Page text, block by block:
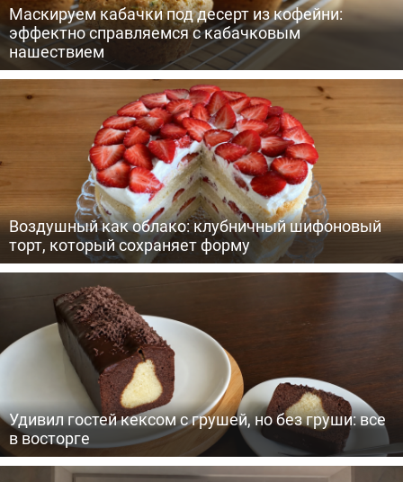
Маскируем кабачки под десерт из кофейни:
эффектно справляемся с кабачковым
нашествием
Воздушный как облако: клубничный шифоновый
торт, который сохраняет форму
Удивил гостей кексом с грушей, но без груши: все
в восторге